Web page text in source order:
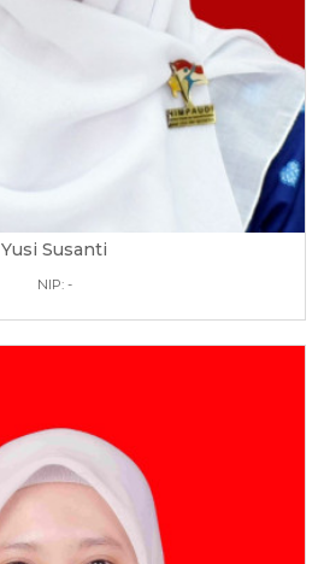
Yusi Susanti
NIP: -